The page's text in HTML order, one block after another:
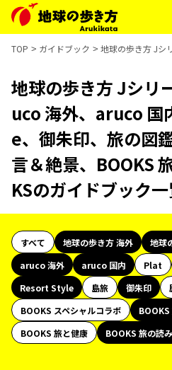
TOP ガイドブック 地球の歩き方 Jシ
地球の歩き方 Jシリ
uco 海外、aruco
e、御朱印、旅の図
言＆絶景、BOOKS
KSのガイドブック
すべて 地球の歩き方 海外
地球
aruco 海外
aruco 国内 Plat
Resort Style
島旅 御朱印
BOOKS スペシャルコラボ
BOOKS
BOOKS 旅と健康
BOOKS 旅の読